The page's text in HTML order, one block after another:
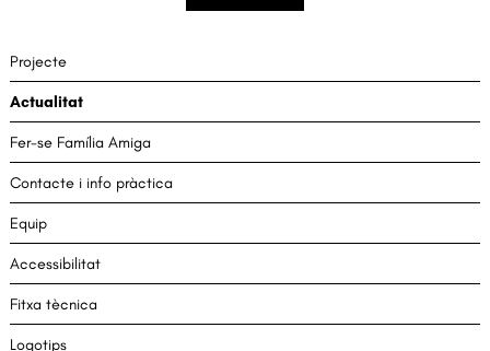
Projecte
Actualitat
Fer-se Família Amiga
Contacte i info pràctica
Equip
Accessibilitat
Fitxa tècnica
Logotips